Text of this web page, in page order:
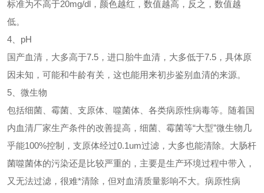
标准为不高于20mg/dl，颜色越红，数值越高，反之，数值越
低。
4、pH
国产血清，大多高于7.5，进口胎牛血清，大多低于7.5，具体原
因未知，可能和牛龄有关，这也能用来初步鉴别血清的来源。
5、微生物
包括细菌、霉菌、支原体、噬菌体、各类病原性病毒等。随着国
内血清厂家生产条件的改善提高，细菌、霉菌等“大型”微生物几
乎能100%控制，支原体经过0.1um过滤，大多也能清除。大肠杆
菌噬菌体的污染还是比较严重的，主要是生产环境过程中带入，
又无法过滤，很难*清除，但对血清质量影响不大。病原性病